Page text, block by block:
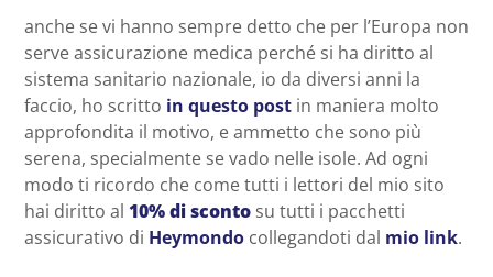
anche se vi hanno sempre detto che per l’Europa non
serve assicurazione medica perché si ha diritto al
sistema sanitario nazionale, io da diversi anni la
faccio, ho scritto in questo post in maniera molto
approfondita il motivo, e ammetto che sono più
serena, specialmente se vado nelle isole. Ad ogni
modo ti ricordo che come tutti i lettori del mio sito
hai diritto al 10% di sconto su tutti i pacchetti
assicurativo di Heymondo collegandoti dal mio link.